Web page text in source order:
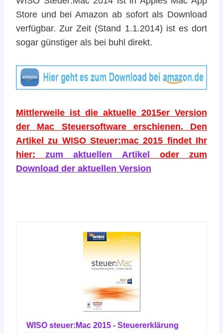
Store und bei Amazon ab sofort als Download
verfügbar. Zur Zeit (Stand 1.1.2014) ist es dort
sogar günstiger als bei buhl direkt.
Mittlerweile ist die aktuelle 2015er Version
der Mac Steuersoftware erschienen. Den
Artikel zu WISO Steuer:mac 2015 findet Ihr
hier:zum aktuellen Artikel
oder zum
Download der aktuellen Version
WISO steuer:Mac 2015 - Steuererklärung